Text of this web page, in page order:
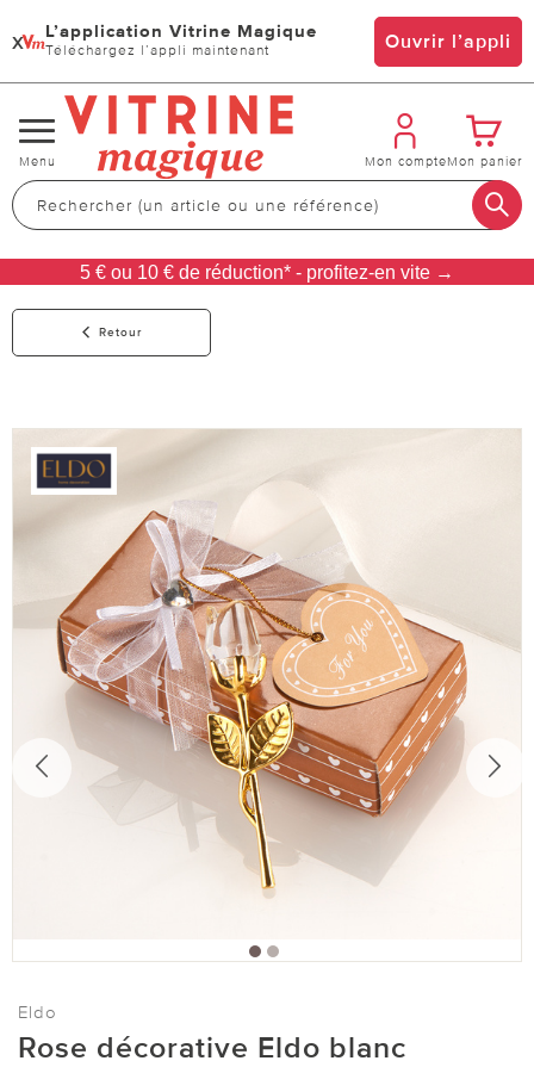
x L’application Vitrine Magique
Téléchargez l’appli maintenant Ouvrir l’appli
Changer
de
navigation
Menu Mon compteMon panier
5 € ou 10 € de réduction* - profitez-en vite →
Retour
Eldo
Rose décorative Eldo blanc